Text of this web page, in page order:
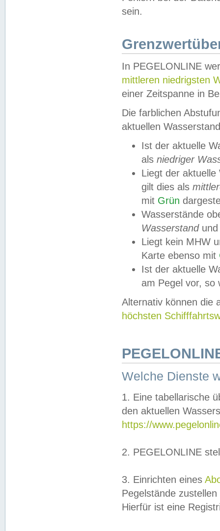
sein.
In PEGELONLINE
mittleren niedrigsten
einer Zeitspanne in
Die farblichen
aktuellen
Ist der aktuelle
als niedriger
Liegt der
gilt dies als
mit Grün
Wasserstände
Wasserstandund
Liegt kein MHW
Karte ebenso mit
Ist der aktuelle
am Pegel vor,
Alternativ können die
höchsten
Welche Dienste
1. Eine tabellarische
den aktuellen
https://
2. PEGELONLINE
3. Einrichten eines
Pegelstände
Hierfür ist eine